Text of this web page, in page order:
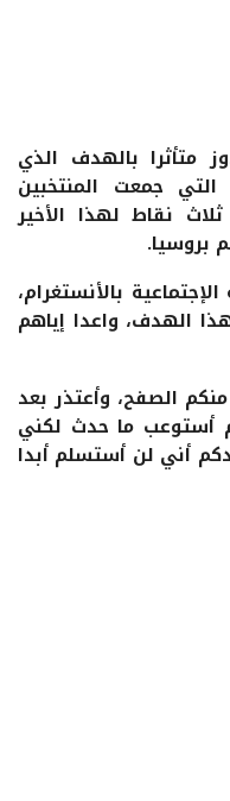
متأثرا بالهدف الذي
جمعت المنتخبين
نقاط لهذا الأخير
بروسيا.
بالأنستغرام،
الهدف، واعدا إياهم
الصفح، وأعتذر بعد
أستوعب ما حدث لكني
أني لن أستسلم أبدا